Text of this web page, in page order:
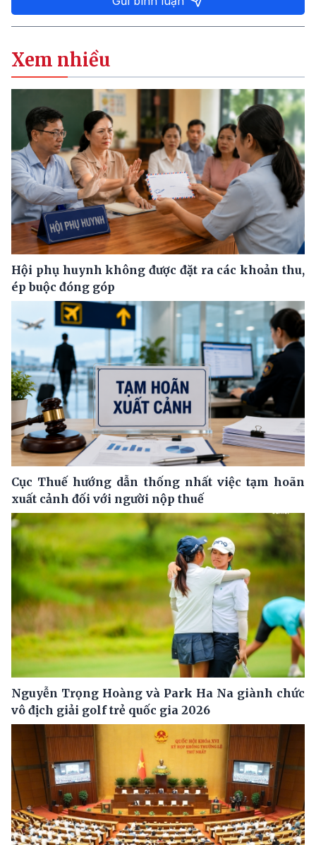
Xem nhiều
Hội phụ huynh không được đặt ra các khoản thu,
ép buộc đóng góp
Cục Thuế hướng dẫn thống nhất việc tạm hoãn
xuất cảnh đối với người nộp thuế
Nguyễn Trọng Hoàng và Park Ha Na giành chức
vô địch giải golf trẻ quốc gia 2026